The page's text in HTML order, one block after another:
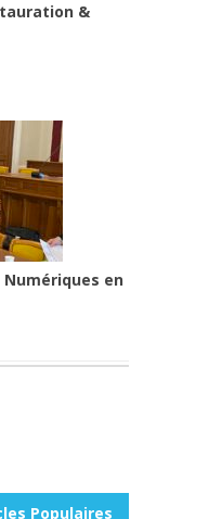
&
Numériques en
Populaires